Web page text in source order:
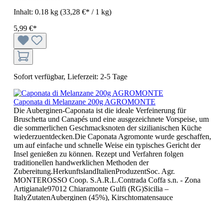
Inhalt: 0.18 kg (33,28 €* / 1 kg)
5,99 €*
Sofort verfügbar, Lieferzeit: 2-5 Tage
Caponata di Melanzane 200g AGROMONTE
Die Auberginen-Caponata ist die ideale Verfeinerung für
Bruschetta und Canapés und eine ausgezeichnete Vorspeise, um
die sommerlichen Geschmacksnoten der sizilianischen Küche
wiederzuentdecken.Die Caponata Agromonte wurde geschaffen,
um auf einfache und schnelle Weise ein typisches Gericht der
Insel genießen zu können. Rezept und Verfahren folgen
traditionellen handwerklichen Methoden der
Zubereitung.HerkunftslandItalienProduzentSoc. Agr.
MONTEROSSO Coop. S.A.R.L.Contrada Coffa s.n. - Zona
Artigianale97012 Chiaramonte Gulfi (RG)Sicilia –
ItalyZutatenAuberginen (45%), Kirschtomatensauce